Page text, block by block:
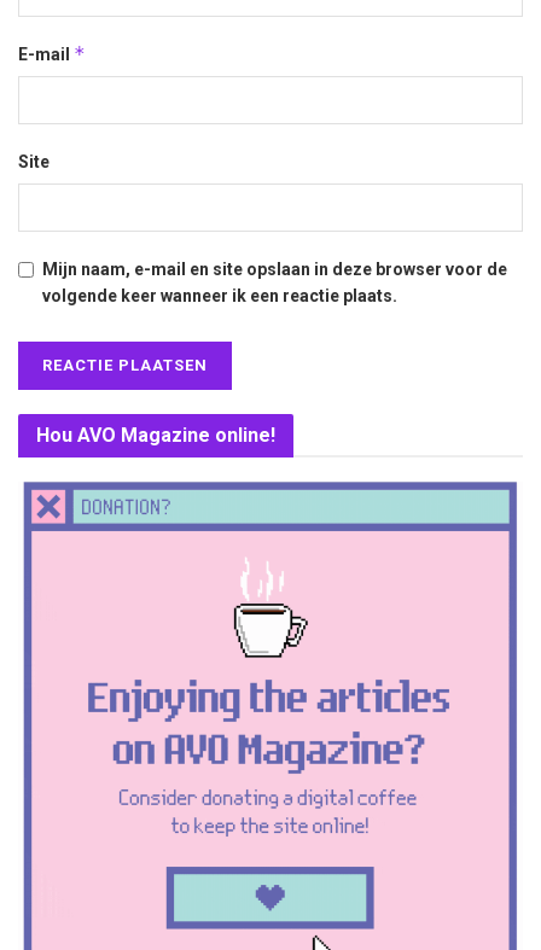
E-mail *
Site
Mijn naam, e-mail en site opslaan in deze browser voor de
volgende keer wanneer ik een reactie plaats.
Hou AVO Magazine online!